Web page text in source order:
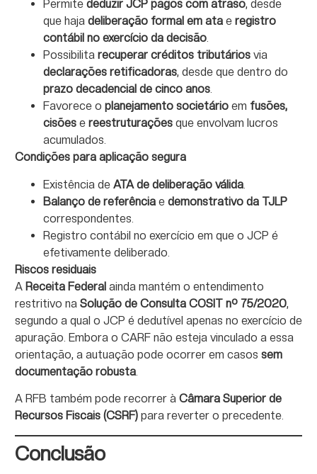
Permite deduzir JCP pagos com atraso, desde
que haja deliberação formal em ata e registro
contábil no exercício da decisão.
Possibilita recuperar créditos tributários via
declarações retificadoras, desde que dentro do
prazo decadencial de cinco anos.
Favorece o planejamento societário em fusões,
cisões e reestruturações que envolvam lucros
acumulados.
Condições para aplicação segura
Existência de ATA de deliberação válida
Balanço de referência e demonstrativo da TJLP
correspondentes.
Registro contábil no exercício em que o JCP é
efetivamente deliberado.
Riscos residuais
A Receita Federal ainda mantém o entendimento
restritivo na Solução de Consulta COSIT nº 75/2020,
segundo a qual o JCP é dedutível apenas no exercício de
apuração. Embora o CARF não esteja vinculado a essa
orientação, a autuação pode ocorrer em casos sem
documentação robusta
A RFB também pode recorrer à Câmara Superior de
Recursos Fiscais (CSRF) para reverter o precedente.
Conclusão